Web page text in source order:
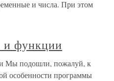
и числа. При этом
и функции
Мы подошли, пожалуй, к
особенности программы